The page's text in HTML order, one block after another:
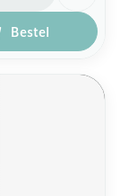
Bestel